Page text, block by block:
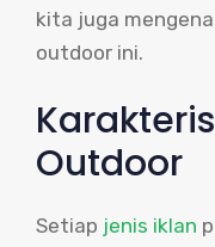
kita juga
outdoor ini.
Outdoor
Setiap jenis iklan